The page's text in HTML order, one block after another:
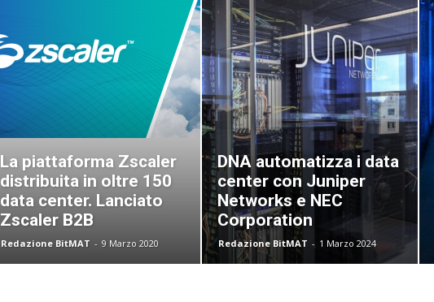
La piattaforma Zscaler
distribuita in oltre 150
data center. Lanciato
Zscaler B2B
Redazione BitMAT - 9 Marzo 2020
DNA automatizza i data
center con Juniper
Networks e NEC
Corporation
Redazione BitMAT - 1 Marzo 2024